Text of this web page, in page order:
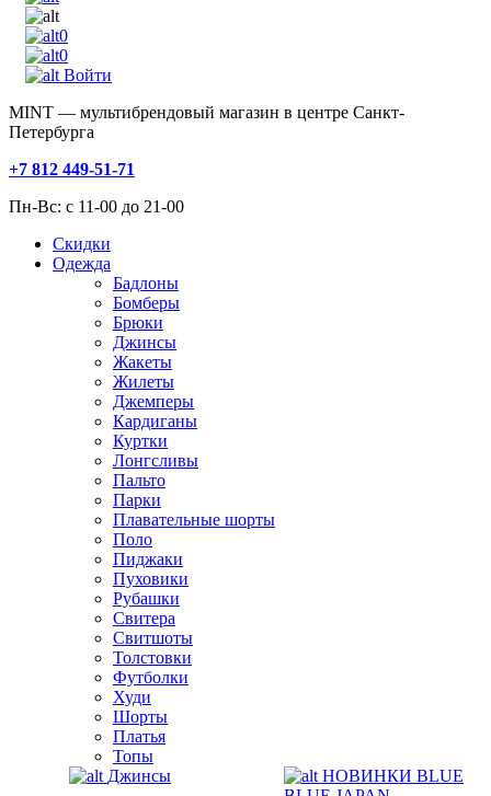
0
0
Войти
MINT — мультибрендовый магазин в центре Санкт-
Петербурга
+7 812 449-51-71
Пн-Вс: с 11-00 до 21-00
Скидки
Одежда
Бадлоны
Бомберы
Брюки
Джинсы
Жакеты
Жилеты
Джемперы
Кардиганы
Куртки
Лонгсливы
Пальто
Парки
Плавательные шорты
Поло
Пиджаки
Пуховики
Рубашки
Свитера
Свитшоты
Толстовки
Футболки
Худи
Шорты
Платья
Топы
Джинсы
НОВИНКИ BLUE